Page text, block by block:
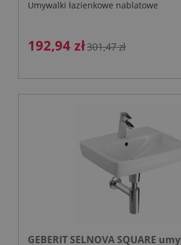
Umywalki łazienkowe nablatowe
192,94 zł301,47 zł
GEBERIT SELNOVA SQUARE